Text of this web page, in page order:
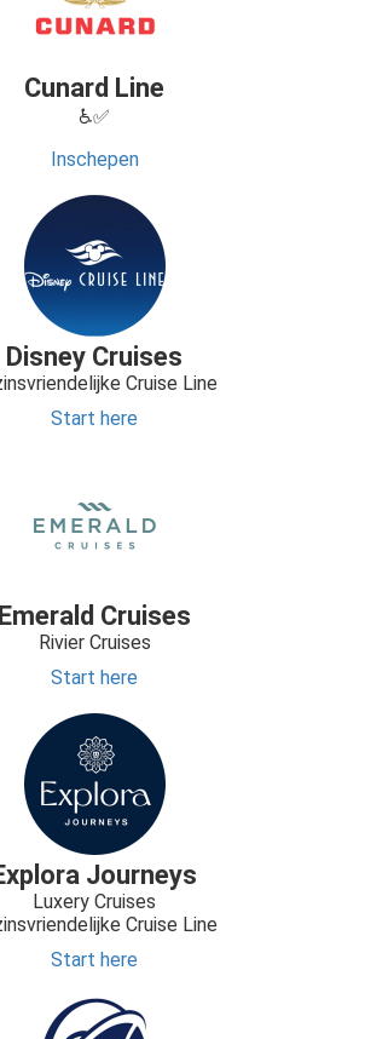
Cunard Line
♿✅
Inschepen
Disney Cruises
Cruise Line
Start here
Emerald Cruises
Rivier Cruises
Start here
Journeys
Luxery Cruises
Cruise Line
Start here